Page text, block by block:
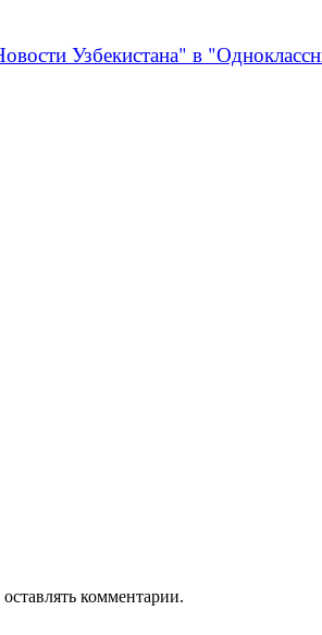
Узбекистана" в
комментарии.